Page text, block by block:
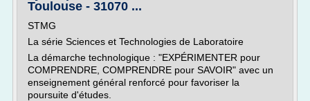
Toulouse - 31070 ...
STMG
La série Sciences et Technologies de Laboratoire
La démarche technologique : "EXPÉRIMENTER pour
COMPRENDRE, COMPRENDRE pour SAVOIR" avec un
enseignement général renforcé pour favoriser la
poursuite d'études.